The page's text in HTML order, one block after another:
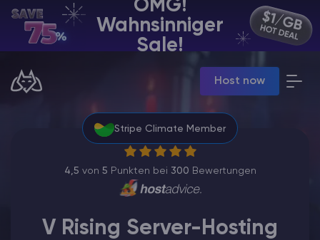
OMG!
Wahnsinniger
Sale!
Host now
DE | USD
Manage your servers & payments
Manage game server
VPS Panel
Manage VPS server
Affiliate panel
Manage affiliates
Stripe Climate Member
4,5 von 5 Punkten bei 300 Bewertungen
V Rising Server-Hosting